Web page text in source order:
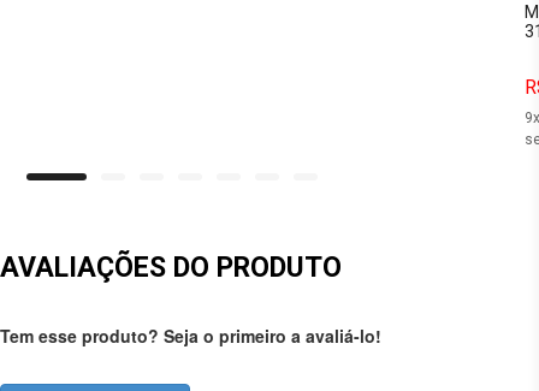
9
AVALIAÇÕES DO PRODUTO
Tem esse produto? Seja o primeiro a avaliá-lo!